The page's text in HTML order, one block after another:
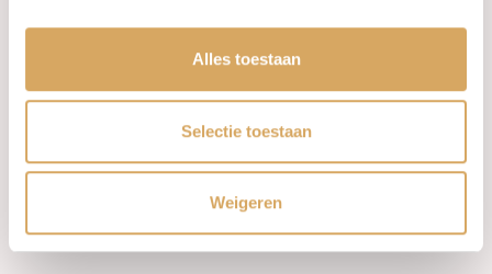
Alles toestaan
Selectie toestaan
Weigeren
Customer service
Retourneren